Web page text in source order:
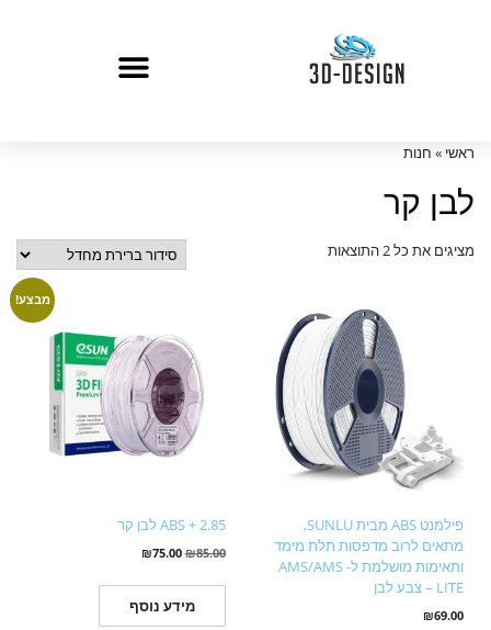
ראשי » חנות
לבן קר
מציגים את כל ⁦2⁩ התוצאות
פילמנט ABS מבית SUNLU,
מתאים לרוב מדפסות תלת מימד
ותאימות מושלמת ל- AMS/AMS
LITE – צבע לבן
₪69.00
מבצע!
ABS + 2.85 לבן קר
₪85.00
₪75.00
מידע נוסף